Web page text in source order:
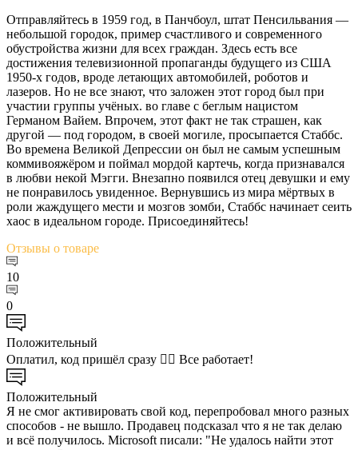
Отправляйтесь в 1959 год, в Панчбоул, штат Пенсильвания —
небольшой городок, пример счастливого и современного
обустройства жизни для всех граждан. Здесь есть все
достижения телевизионной пропаганды будущего из США
1950-х годов, вроде летающих автомобилей, роботов и
лазеров. Но не все знают, что заложен этот город был при
участии группы учёных. во главе с беглым нацистом
Германом Вайем. Впрочем, этот факт не так страшен, как
другой — под городом, в своей могиле, просыпается Стаббс.
Во времена Великой Депрессии он был не самым успешным
коммивояжёром и поймал мордой картечь, когда признавался
в любви некой Мэгги. Внезапно появился отец девушки и ему
не понравилось увиденное. Вернувшись из мира мёртвых в
роли жаждущего мести и мозгов зомби, Стаббс начинает сеить
хаос в идеальном городе. Присоединяйтесь!
Отзывы о товаре
10
0
Положительный
Оплатил, код пришёл сразу 👍🏻 Все работает!
Положительный
Я не смог активировать свой код, перепробовал много разных
способов - не вышло. Продавец подсказал что я не так делаю
и всё получилось. Microsoft писали: "Не удалось найти этот